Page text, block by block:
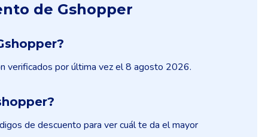
de Gshopper
verificados por última vez el 8 agosto 2026.
de descuento para ver cuál te da el mayor